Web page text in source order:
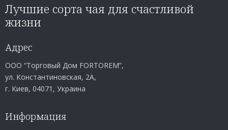
Лучшие сорта чая для счастливой
жизни
Адрес
ООО “Торговый Дом FORTOREM”,
ул. Константиновская, 2А,
г. Киев, 04071, Украина
Информация